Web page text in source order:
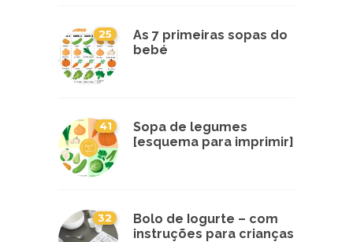
25
As 7 primeiras sopas do
bebé
41
Sopa de legumes
[esquema para imprimir]
32
Bolo de Iogurte – com
instruções para crianças